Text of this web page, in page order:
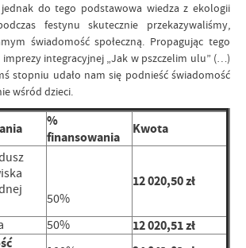
do tego podstawowa wiedza z ekologii
festynu skutecznie przekazywaliśmy,
świadomość społeczną. Propagując tego
integracyjnej „Jak w pszczelim ulu” (…)
stopniu udało nam się podnieść świadomość
wśród dzieci.
%
finansowania
Kwota
50%
12 020,50 zł
50%
12 020,51 zł